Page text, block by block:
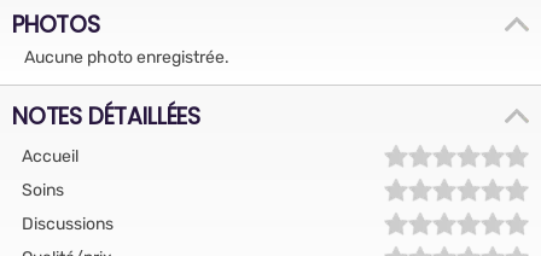
PHOTOS
Aucune photo enregistrée.
NOTES DÉTAILLÉES
Accueil
Soins
Discussions